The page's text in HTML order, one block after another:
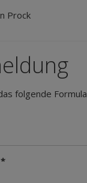
Prock
folgende